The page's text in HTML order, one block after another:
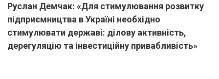
Руслан Демчак: «Для стимулювання розвитку
підприємництва в Україні необхідно
стимулювати державі: ділову активність,
дерегуляцію та інвестиційну привабливість»